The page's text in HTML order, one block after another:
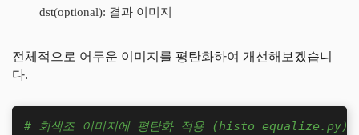
dst(optional): 결과 이미지
전체적으로 어두운 이미지를 평탄화하여 개선해보겠습니
다.
# 회색조 이미지에 평탄화 적용 (histo_equalize.py)